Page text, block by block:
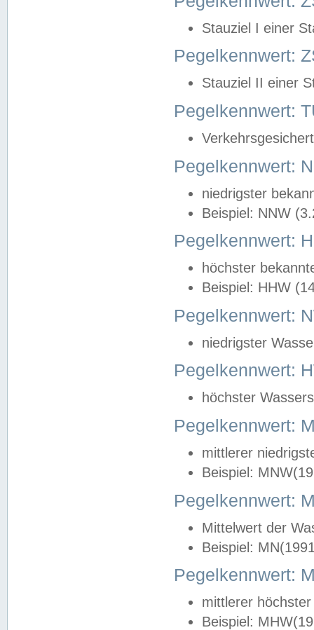
Stauziel I einer
Pegelkennwert:
Stauziel II einer
Pegelkennwert:
Pegelkennwert:
niedrigster
Beispiel: NNW
Pegelkennwert:
höchster
Beispiel: HHW
Pegelkennwert:
niedrigster
Pegelkennwert:
höchster
Pegelkennwert:
mittlerer
Beispiel:
Pegelkennwert:
Mittelwert der
Beispiel:
Pegelkennwert:
mittlerer
Beispiel: